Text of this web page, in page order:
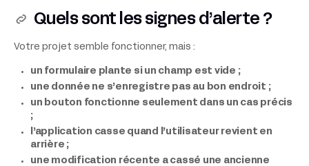
Quels sont les signes d’alerte ?
Votre projet semble fonctionner, mais :
un formulaire plante si un champ est vide ;
une donnée ne s’enregistre pas au bon endroit ;
un bouton fonctionne seulement dans un cas précis
;
l’application casse quand l’utilisateur revient en
arrière ;
une modification récente a cassé une ancienne